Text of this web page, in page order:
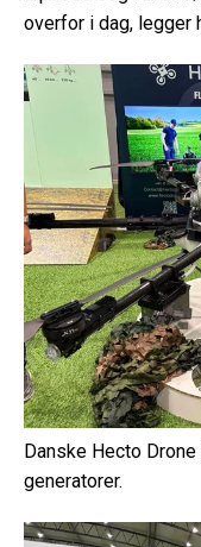
overfor i dag, legger
Danske Hecto
generatorer.